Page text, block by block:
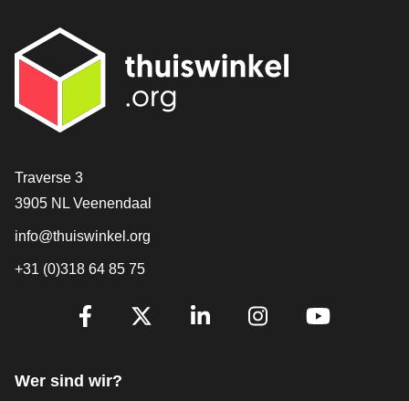
[_General:Contact]
Traverse 3
3905 NL Veenendaal
info@thuiswinkel.org
+31 (0)318 64 85 75
[_General:SocialMediaTitle]
Wer sind wir?